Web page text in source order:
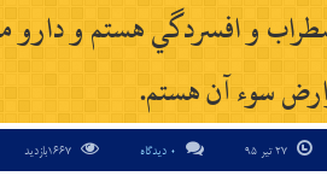
و افسردگي هستم و
سوء آن هستم.
0 دیدگاه